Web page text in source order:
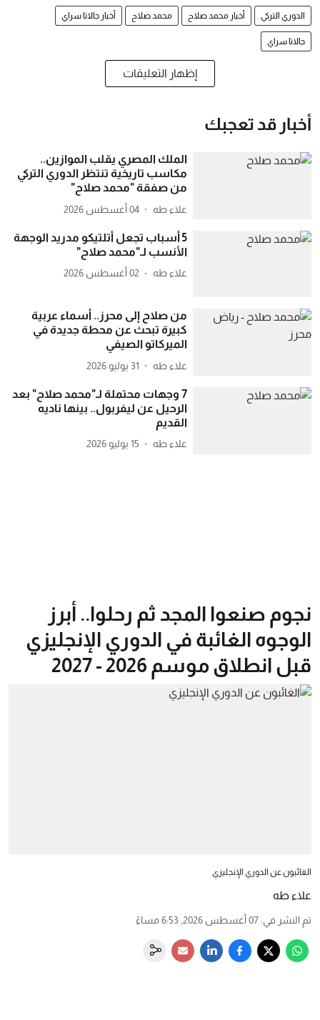
الدوري التركي أخبار محمد صلاح محمد صلاح أخبار جالاتا سراي
جالاتا سراي
إظهار التعليقات
أخبار قد تعجبك
الملك المصري يقلب الموازين..
مكاسب تاريخية تنتظر الدوري التركي
من صفقة "محمد صلاح"
علاء طه 04 أغسطس 2026
5 أسباب تجعل أتلتيكو مدريد الوجهة
الأنسب لـ"محمد صلاح"
علاء طه 02 أغسطس 2026
من صلاح إلى محرز.. أسماء عربية
كبيرة تبحث عن محطة جديدة في
الميركاتو الصيفي
علاء طه 31 يوليو 2026
7 وجهات محتملة لـ"محمد صلاح" بعد
الرحيل عن ليفربول.. بينها ناديه
القديم
علاء طه 15 يوليو 2026
نجوم صنعوا المجد ثم رحلوا.. أبرز
الوجوه الغائبة في الدوري الإنجليزي
قبل انطلاق موسم 2026 - 2027
الغائبون عن الدوري الإنجليزي
علاء طه
تم النشر في: 07 أغسطس 2026, 6:53 مساءً